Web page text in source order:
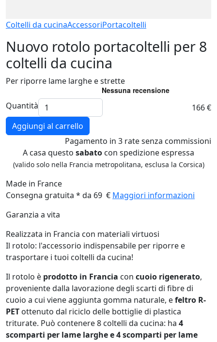
Coltelli da cucinaAccessoriPortacoltelli
Nuovo rotolo portacoltelli per 8
coltelli da cucina
Per riporre lame larghe e strette
Quantità
166 €
Aggiungi al carrello
Pagamento in 3 ratesenza commissioni
A casa questo sabato con spedizione espressa
(valido solo nella Francia metropolitana, esclusa la Corsica)
Made in France
Consegna gratuita * da 69 € Maggiori informazioni
Garanzia a vita
Realizzata in Francia con materiali virtuosi
Il rotolo: l'accessorio indispensabile per riporre e
trasportare i tuoi coltelli da cucina!
Il rotolo è prodotto in Francia con cuoio rigenerato,
proveniente dalla lavorazione degli scarti di fibre di
cuoio a cui viene aggiunta gomma naturale, efeltro R-
PET ottenuto dal riciclo delle bottiglie di plastica
triturate. Può contenere 8 coltelli da cucina: ha 4
scomparti per lame larghe e 4 scomparti per lame